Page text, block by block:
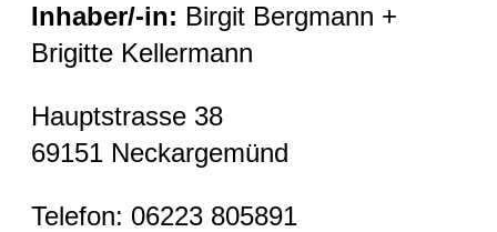
Inhaber/-in: Birgit Bergmann +
Brigitte Kellermann
Hauptstrasse 38
69151 Neckargemünd
Telefon: 06223 805891